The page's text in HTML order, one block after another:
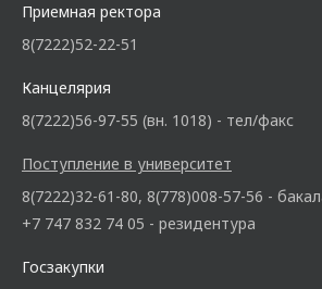
Приемная ректора
8(7222)52-22-51
Канцелярия
8(7222)56-97-55 (вн. 1018) - тел/факс
Поступление в университет
8(7222)32-61-80, 8(778)008-57-56 -
+7 747 832 74 05 - резидентура
Госзакупки